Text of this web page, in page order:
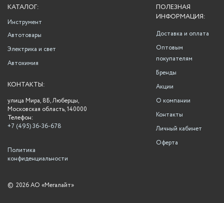
ПОЛЕЗНАЯ
ИНФОРМАЦИЯ:
Доставка и оплата
Оптовым
покупателям
Бренды
Акции
О компании
Контакты
Личный кабинет
Оферта
КАТАЛОГ:
Инструмент
Автотовары
Электрика и свет
Автохимия
КОНТАКТЫ:
улица Мира, 8Б, Люберцы,
Московская область, 140000
Телефон:
+7 (495) 36-36-678
Политика
конфиденциальности
© 2026 АО «Мегалайт»